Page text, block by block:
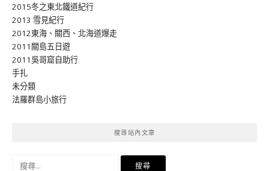
2015冬之東北鐵道紀行
2013 雪見紀行
2012東海、關西、北海道爆走
2011關島五日遊
2011吳哥窟自助行
手扎
未分類
法羅群島小旅行
搜尋站內文章